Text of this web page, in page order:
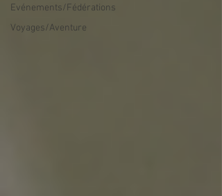
Evénements/Fédérations
Voyages/Aventure